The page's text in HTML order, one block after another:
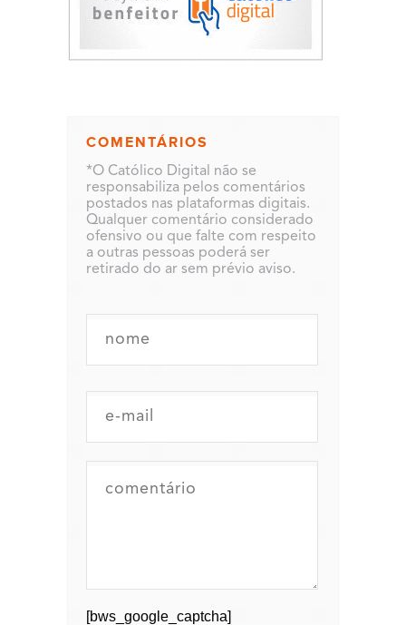
COMENTÁRIOS
*O Católico Digital não se
responsabiliza pelos comentários
postados nas plataformas digitais.
Qualquer comentário considerado
ofensivo ou que falte com respeito
a outras pessoas poderá ser
retirado do ar sem prévio aviso.
[bws_google_captcha]